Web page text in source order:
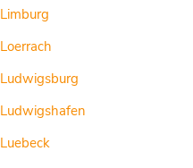
Limburg
Loerrach
Ludwigsburg
Ludwigshafen
Luebeck